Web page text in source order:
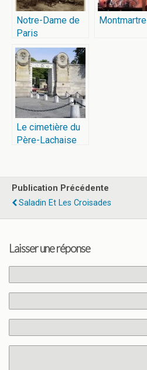
Notre-Dame de
Paris
Montmartre
Le cimetière du
Père-Lachaise
Publication Précédente
Saladin Et Les Croisades
Laisser une réponse